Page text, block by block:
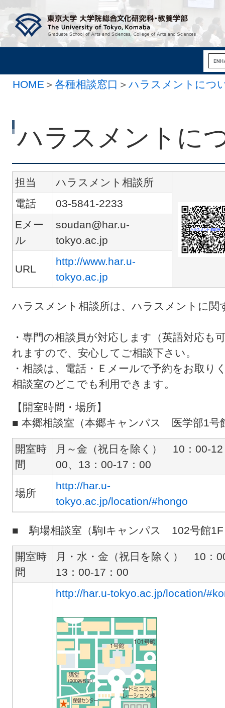
HOME ＞ 各種相談窓口 ＞ ハラスメントにつ
ハラスメントに
担当
ハラスメント相談所
電話
03-5841-2233
Eメー
ル
soudan@har.u-
tokyo.ac.jp
URL
http://www.har.u-
tokyo.ac.jp
ハラスメント相談所は、ハラスメントに関
・専門の相談員が対応します（英語対応も
れますので、安心してご相談下さい。
・相談は、電話・Ｅメールで予約をお取り
相談室のどこでも利用できます。
【開室時間・場所】
■ 本郷相談室（本郷キャンパス 医学部1号
開室時
間
月～金（祝日を除く） 10：00-12
00、13：00-17：00
場所
http://har.u-
tokyo.ac.jp/location/#hongo
■ 駒場相談室（駒Ⅰキャンパス 102号館1F
開室時
間
月・水・金（祝日を除く） 10：
13：00-17：00
http://har.u-tokyo.ac.jp/location/